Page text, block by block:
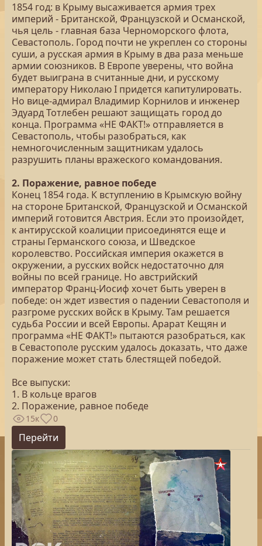
1854 год: в Крыму высаживается армия трех
империй - Британской, Французской и Османской,
чья цель - главная база Черноморского флота,
Севастополь. Город почти не укреплен со стороны
суши, а русская армия в Крыму в два раза меньше
армии союзников. В Европе уверены, что война
будет выиграна в считанные дни, и русскому
императору Николаю I придется капитулировать.
Но вице-адмирал Владимир Корнилов и инженер
Эдуард Тотлебен решают защищать город до
конца. Программа «НЕ ФАКТ!» отправляется в
Севастополь, чтобы разобраться, как
немногочисленным защитникам удалось
разрушить планы вражеского командования.
2. Поражение, равное победе
Конец 1854 года. К вступлению в Крымскую войну
на стороне Британской, Французской и Османской
империй готовится Австрия. Если это произойдет,
к антирусской коалиции присоединятся еще и
страны Германского союза, и Шведское
королевство. Российская империя окажется в
окружении, а русских войск недостаточно для
войны по всей границе. Но австрийский
император Франц-Иосиф хочет быть уверен в
победе: он ждет известия о падении Севастополя и
разгроме русских войск в Крыму. Там решается
судьба России и всей Европы. Арарат Кещян и
программа «НЕ ФАКТ!» пытаются разобраться, как
в Севастополе русским удалось доказать, что даже
поражение может стать блестящей победой.
Все выпуски:
1. В кольце врагов
2. Поражение, равное победе
15к 0
Перейти